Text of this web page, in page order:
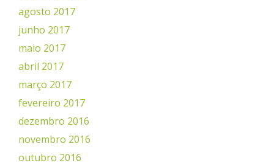
agosto 2017
junho 2017
maio 2017
abril 2017
março 2017
fevereiro 2017
dezembro 2016
novembro 2016
outubro 2016